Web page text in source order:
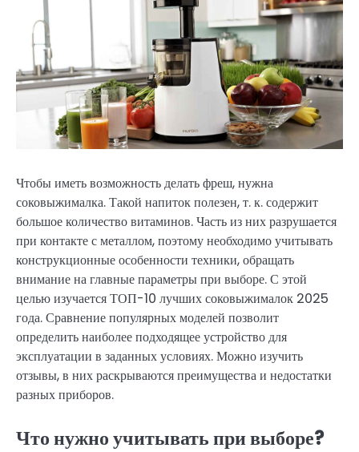
Чтобы иметь возможность делать фреш, нужна
соковыжималка. Такой напиток полезен, т. к. содержит
большое количество витаминов. Часть из них разрушается
при контакте с металлом, поэтому необходимо учитывать
конструкционные особенности техники, обращать
внимание на главные параметры при выборе. С этой
целью изучается ТОП-10 лучших соковыжималок 2025
года. Сравнение популярных моделей позволит
определить наиболее подходящее устройство для
эксплуатации в заданных условиях. Можно изучить
отзывы, в них раскрываются преимущества и недостатки
разных приборов.
Что нужно учитывать при выборе?